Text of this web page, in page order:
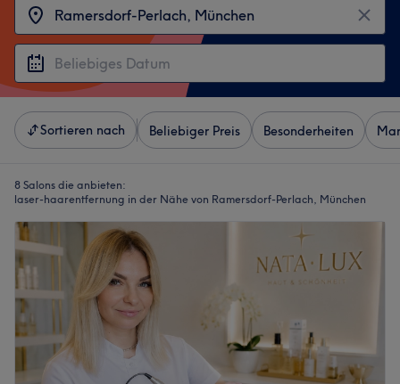
Sortieren nach Beliebiger Preis Besonderheiten
8 Salons die anbieten:
laser-haarentfernung in der Nähe von Ramersdorf-Perlach, München